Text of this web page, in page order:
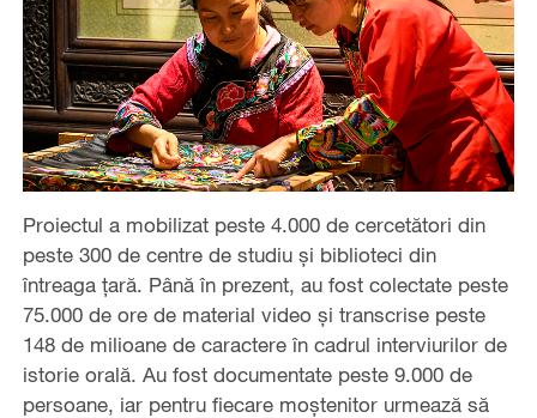
Proiectul a mobilizat peste 4.000 de cercetători din
peste 300 de centre de studiu și biblioteci din
întreaga țară. Până în prezent, au fost colectate peste
75.000 de ore de material video și transcrise peste
148 de milioane de caractere în cadrul interviurilor de
istorie orală. Au fost documentate peste 9.000 de
persoane, iar pentru fiecare moștenitor urmează să